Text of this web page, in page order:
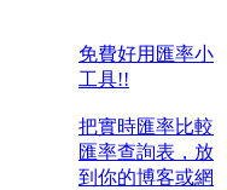
免費好用匯率小
工具!!
把實時匯率比較
匯率查詢表，放
到你的博客或網